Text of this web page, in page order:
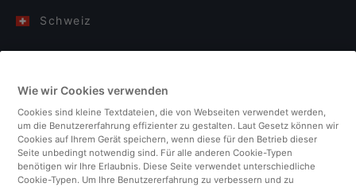
Schweiz
Italien
Finnland
Vereinigtes Königreich
Wie wir Cookies verwenden
Cookies sind kleine Textdateien, die von Webseiten verwendet werden,
um die Benutzererfahrung effizienter zu gestalten. Laut Gesetz können wir
Cookies auf Ihrem Gerät speichern, wenn diese für den Betrieb dieser
Seite unbedingt notwendig sind. Für alle anderen Cookie-Typen
benötigen wir Ihre Erlaubnis. Diese Seite verwendet unterschiedliche
Cookie-Typen. Um Ihre Benutzererfahrung zu verbessern und zu